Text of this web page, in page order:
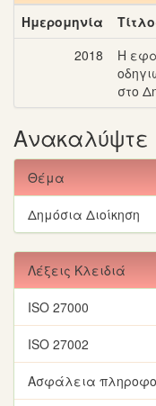
Ημερομηνία
2018
Η
στο
Ανακαλύψτε
Θέμα
Δημόσια Διοίκηση
Λέξεις Κλειδιά
ISO 27000
ISO 27002
Ασφάλεια